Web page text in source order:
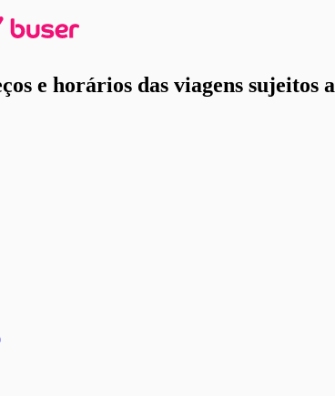
e horários das viagens sujeitos a